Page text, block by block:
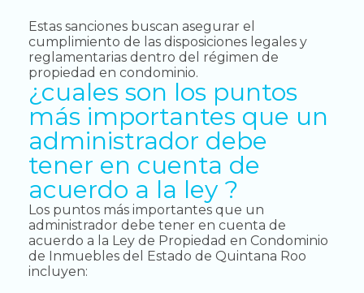
Estas sanciones buscan asegurar el
cumplimiento de las disposiciones legales y
reglamentarias dentro del régimen de
propiedad en condominio.
¿cuales son los puntos
más importantes que un
administrador debe
tener en cuenta de
acuerdo a la ley ?
Los puntos más importantes que un
administrador debe tener en cuenta de
acuerdo a la Ley de Propiedad en Condominio
de Inmuebles del Estado de Quintana Roo
incluyen: